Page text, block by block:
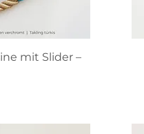
mit Slider –